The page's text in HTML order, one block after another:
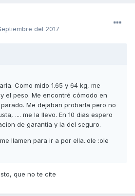
del 2017
Como mido 1.65 y 64 kg, me
el peso. Me encontré cómodo en
Me dejaban probarla pero no
.... me la llevo. En 10 dias espero
de garantia y la del seguro.
llamen para ir a por ella.:ole :ole
que no te cite